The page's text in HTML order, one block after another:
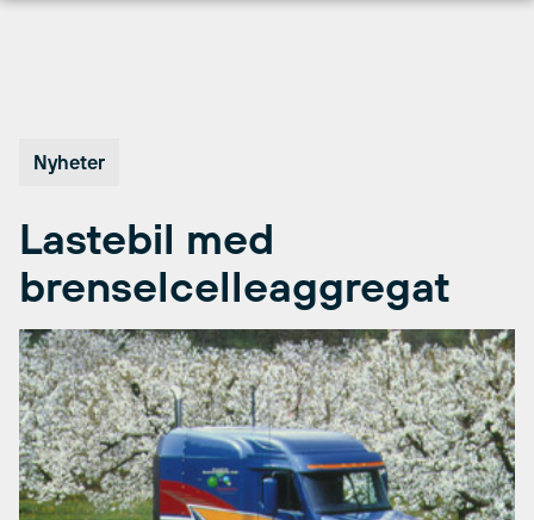
Nyheter
Lastebil med
brenselcelleaggregat